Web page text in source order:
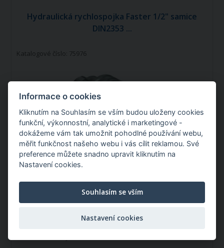
Hydraulická rychlospojka Faster 1/2" samice
DIN2353 ...
Katalogové číslo: 75976
Hydraulická rychlospojka Faster 1/2"
samice DIN2353 M22x1,5 (15L)
Průtok l/min:75 l/min
Informace o cookies
Kliknutím na Souhlasím se vším budou uloženy cookies
funkční, výkonnostní, analytické i marketingové -
dokážeme vám tak umožnit pohodlné používání webu,
měřit funkčnost našeho webu i vás cílit reklamou. Své
preference můžete snadno upravit kliknutím na
Nastavení cookies.
Souhlasím se vším
Nastavení cookies